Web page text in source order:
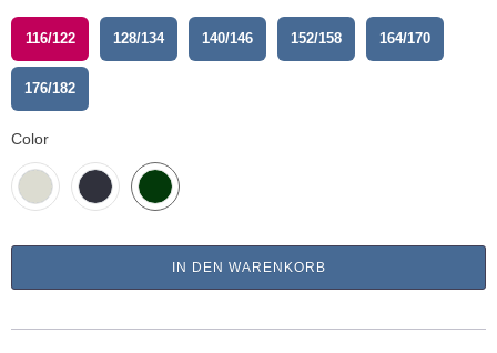
116/122 128/134 140/146 152/158 164/170
176/182
Color
IN DEN WARENKORB